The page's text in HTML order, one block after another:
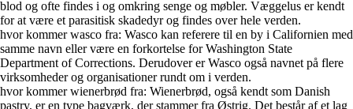
blod og ofte findes i og omkring senge og møbler. Væggelus er kendt
for at være et parasitisk skadedyr og findes over hele verden.
hvor kommer wasco fra: Wasco kan referere til en by i Californien med
samme navn eller være en forkortelse for Washington State
Department of Corrections. Derudover er Wasco også navnet på flere
virksomheder og organisationer rundt om i verden.
hvor kommer wienerbrød fra: Wienerbrød, også kendt som Danish
pastry, er en type bagværk, der stammer fra Østrig. Det består af et lag